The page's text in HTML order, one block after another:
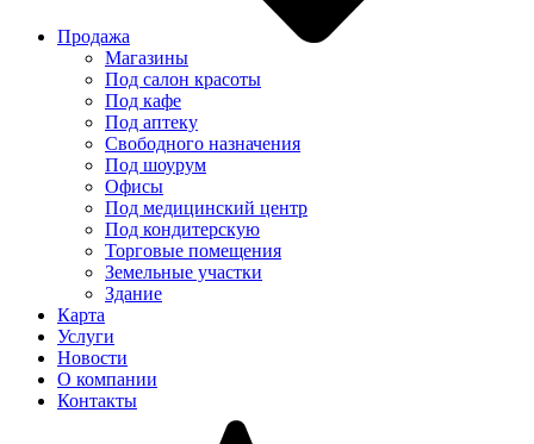
Продажа
Магазины
Под салон красоты
Под кафе
Под аптеку
Свободного назначения
Под шоурум
Офисы
Под медицинский центр
Под кондитерскую
Торговые помещения
Земельные участки
Здание
Карта
Услуги
Новости
О компании
Контакты